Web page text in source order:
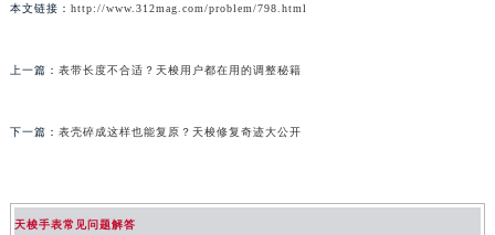
本文链接： http://www.312mag.com/problem/798.html
上一篇： 表带长度不合适？天梭用户都在用的调整秘籍
下一篇： 表壳碎成这样也能复原？天梭修复奇迹大公开
天梭手表常见问题解答